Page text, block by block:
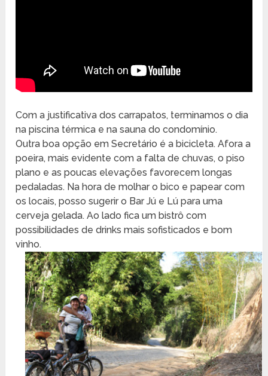
Com a justificativa dos carrapatos, terminamos o dia
na piscina térmica e na sauna do condomínio.
Outra boa opção em Secretário é a bicicleta. Afora a
poeira, mais evidente com a falta de chuvas, o piso
plano e as poucas elevações favorecem longas
pedaladas. Na hora de molhar o bico e papear com
os locais, posso sugerir o Bar Jú e Lú para uma
cerveja gelada. Ao lado fica um bistrô com
possibilidades de drinks mais sofisticados e bom
vinho.